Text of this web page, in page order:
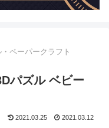
・ペーパークラフト
パズル ベビー
2021.03.25 2021.03.12